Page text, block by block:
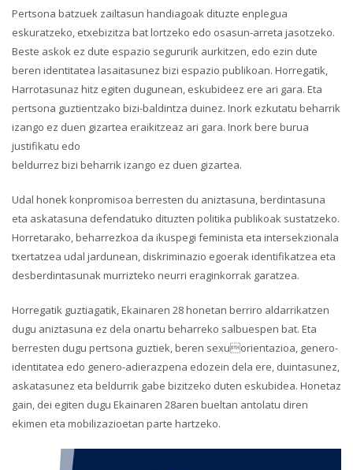
Pertsona batzuek zailtasun handiagoak dituzte enplegua
eskuratzeko, etxebizitza bat lortzeko edo osasun-arreta jasotzeko.
Beste askok ez dute espazio segururik aurkitzen, edo ezin dute
beren identitatea lasaitasunez bizi espazio publikoan. Horregatik,
Harrotasunaz hitz egiten dugunean, eskubideez ere ari gara. Eta
pertsona guztientzako bizi-baldintza duinez. Inork ezkutatu beharrik
izango ez duen gizartea eraikitzeaz ari gara. Inork bere burua
justifikatu edo
beldurrez bizi beharrik izango ez duen gizartea.
Udal honek konpromisoa berresten du aniztasuna, berdintasuna
eta askatasuna defendatuko dituzten politika publikoak sustatzeko.
Horretarako, beharrezkoa da ikuspegi feminista eta intersekzionala
txertatzea udal jardunean, diskriminazio egoerak identifikatzea eta
desberdintasunak murrizteko neurri eraginkorrak garatzea.
Horregatik guztiagatik, Ekainaren 28 honetan berriro aldarrikatzen
dugu aniztasuna ez dela onartu beharreko salbuespen bat. Eta
berresten dugu pertsona guztiek, beren sexuorientazioa, genero-
identitatea edo genero-adierazpena edozein dela ere, duintasunez,
askatasunez eta beldurrik gabe bizitzeko duten eskubidea. Honetaz
gain, dei egiten dugu Ekainaren 28aren bueltan antolatu diren
ekimen eta mobilizazioetan parte hartzeko.